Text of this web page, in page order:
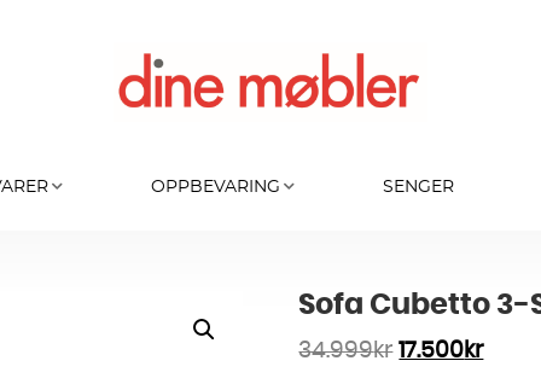
OPPBEVARING SENGER
Sofa Cubetto 3-
34.999kr 17.500 kr